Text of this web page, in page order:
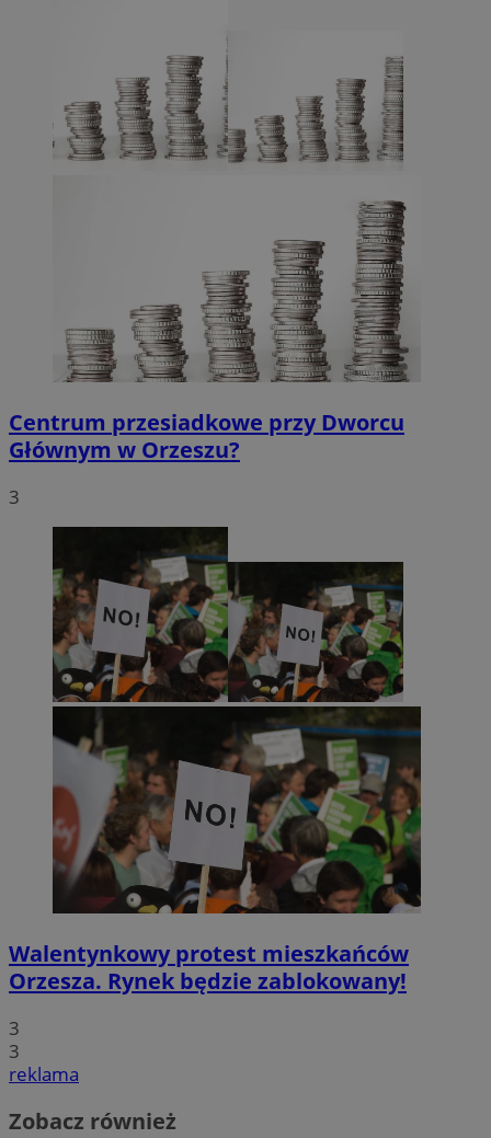
Centrum przesiadkowe przy Dworcu
Głównym w Orzeszu?
3
Walentynkowy protest mieszkańców
Orzesza. Rynek będzie zablokowany!
3
3
reklama
Zobacz również